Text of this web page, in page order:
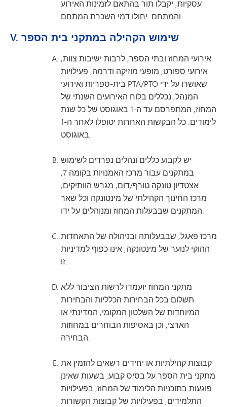
עסקיות, יקבלו תור בהתאם לזמינות האירוע
והמתחם. יחולו דמי השכרת המתחם.
V. שימוש הקהילה במתקני בית הספר
אירועי המחוז ובתי הספר, לרבות ישיבות צוות,
אירועי ספורט, מופעי מוזיקה ודרמה, פעילויות
בית-ספריות ואירועי PTA/PTO שאושרו על ידי
המנהל, נכללים בלוח האירועים השנתי של
המחוז, המתפרסם עד ה-1 באוגוסט של כל שנת
לימודים. כל הבקשות האחרות יטופלו לאחר ה-1
באוגוסט.
יש לקבוע כללים ונהלים נפרדים לשימוש
במתקנים עבור מרכז האמנויות בקומה 7,
אצטדיון טונקה טורף/דום, מגרש הוותיקים,
מרכז החינוך הקהילתי של מינטונקה וכל שאר
המתקנים שבבעלות המחוז ומנוהלים על ידו.
מרכז פאגל, שבבעלותה ובניהולה של התאחדות
ההוקי לנוער של מינטונקה, אינו כפוף למדיניות
זו.
מתקני המחוז יועמדו לרשות הציבור ללא
תשלום בכל הבחירות הכלליות והבחירות
המיוחדות של השלטון המקומי, המדינתי או
הארצי, וכן באסיפות הבוחרים במחוזות
הבחירה.
קבוצות קהילתיות או יחידים רשאים להזמין את
מתקני בית הספר על בסיס קבוע, בשעות שאינן
פוגעות בתוכניות הלימוד של המחוז, בפעילויות
התלמידים, בפעילויות של קבוצות הקשורות